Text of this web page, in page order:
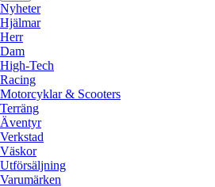
Nyheter
Hjälmar
Herr
Dam
High-Tech
Racing
Motorcyklar & Scooters
Terräng
Äventyr
Verkstad
Väskor
Utförsäljning
Varumärken